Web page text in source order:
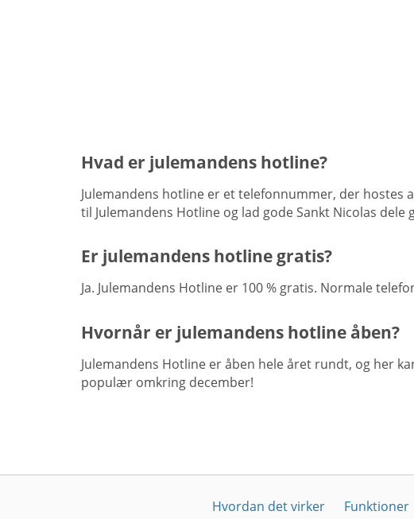
Hvad er julemandens hotline?
Julemandens hotline er et telefonnummer, der hostes
til Julemandens Hotline og lad gode Sankt Nicolas dele
Er julemandens hotline gratis?
Ja. Julemandens Hotline er 100 % gratis. Normale
Hvornår er julemandens hotline åben?
Julemandens Hotline er åben hele året rundt, og her
populær omkring december!
Hvordan det virker Funktioner